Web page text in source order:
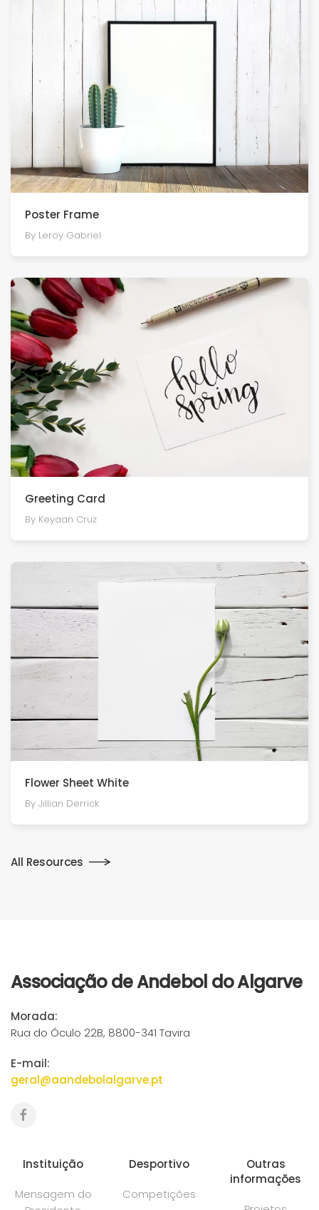
Poster Frame
By Leroy Gabriel
Greeting Card
By Keyaan Cruz
Flower Sheet White
By Jillian Derrick
All Resources
Associação de Andebol do Algarve
Morada:
Rua do Óculo 22B, 8800-341 Tavira
E-mail:
geral@aandebolalgarve.pt
Instituição
Mensagem do
Desportivo
Competições
Outras
informações